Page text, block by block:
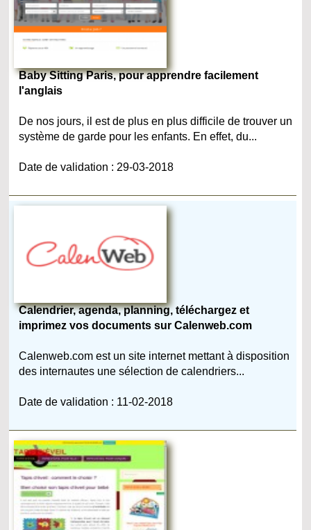
Baby Sitting Paris, pour apprendre facilement
l'anglais
De nos jours, il est de plus en plus difficile de trouver un
système de garde pour les enfants. En effet, du...
Date de validation : 29-03-2018
Calendrier, agenda, planning, téléchargez et
imprimez vos documents sur Calenweb.com
Calenweb.com est un site internet mettant à disposition
des internautes une sélection de calendriers...
Date de validation : 11-02-2018